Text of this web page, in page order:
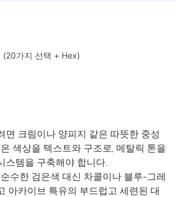
(20가지 선택 + Hex)
크림이나 양피지 같은 따뜻한 중성
색상을 텍스트와 구조로, 메탈릭 톤을
스템을 구축해야 합니다.
수한 검은색 대신 차콜이나 블루-그레
아카이브 특유의 부드럽고 세련된 대